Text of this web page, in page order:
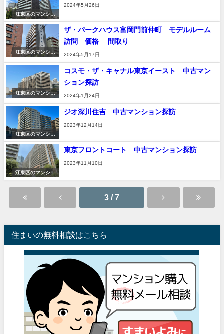
江東区のマンショ
ン
2024年5月26日
江東区のマンショ
ザ・パークハウス富岡門前仲町 モデルルーム
訪問 価格 間取り
2024年5月17日
江東区のマンショ
コスモ・ザ・キャナル東京イースト 中古マン
ション探訪
2024年1月24日
江東区のマンショ
ン
ジオ深川住吉 中古マンション探訪
2023年12月14日
江東区のマンショ
ン
東京フロントコート 中古マンション探訪
2023年11月10日
3 / 7
住まいの無料相談はこちら